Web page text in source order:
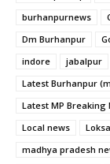
burhanpurnews
Dm Burhanpur
indore
jabalpur
Latest Burhanpur
Latest MP Breaking
Local news
madhya pradesh